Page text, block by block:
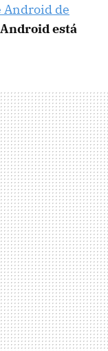
Android de
está